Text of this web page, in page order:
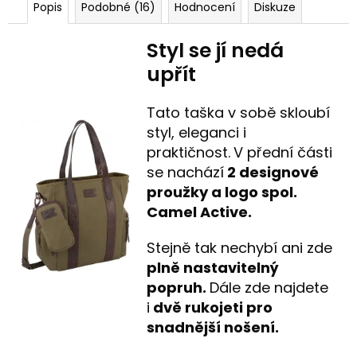
Popis Podobné (16) Hodnocení Diskuze
Styl se jí nedá
upřít
Tato taška v sobě skloubí
styl, eleganci i
praktičnost.V přední části
se nachází 2 designové
proužky a logo spol.
Camel Active.
Stejně tak nechybí ani zde
plně nastavitelný
popruh. Dále zde najdete
i dvě rukojeti pro
snadnější nošení.